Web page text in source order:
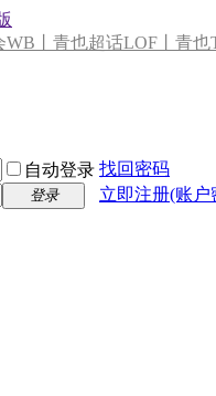
WB丨青也超话LOF丨青也
自动登录 找回密码
登录 立即注册(账